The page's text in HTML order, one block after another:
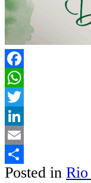
Facebook
WhatsApp
Twitter
LinkedIn
Email
Share
Posted in Rio